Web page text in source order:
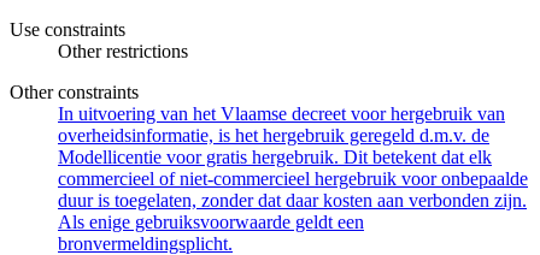
Use constraints
Other restrictions
Other constraints
In uitvoering van het Vlaamse decreet voor hergebruik van
overheidsinformatie, is het hergebruik geregeld d.m.v. de
Modellicentie voor gratis hergebruik. Dit betekent dat elk
commercieel of niet-commercieel hergebruik voor onbepaalde
duur is toegelaten, zonder dat daar kosten aan verbonden zijn.
Als enige gebruiksvoorwaarde geldt een
bronvermeldingsplicht.